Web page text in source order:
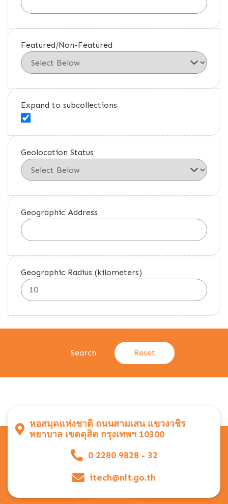
Featured/Non-Featured
Expand to subcollections
Geolocation Status
Geographic Address
Geographic Radius (kilometers)
หอสมุดแห่งชาติ ถนนสามเสน แขวงวชิร
พยาบาล เขตดุสิต กรุงเทพฯ 10300
0 2280 9828 - 32
itech@nlt.go.th